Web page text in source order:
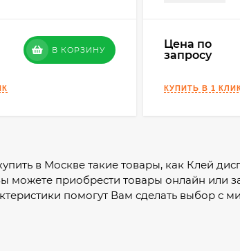
В КОРЗИНУ
Цена по
запросу
в Москве такие товары, как Клей
можете приобрести товары онлайн или
помогут Вам сделать выбор с